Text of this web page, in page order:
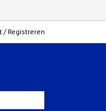
/ Registreren